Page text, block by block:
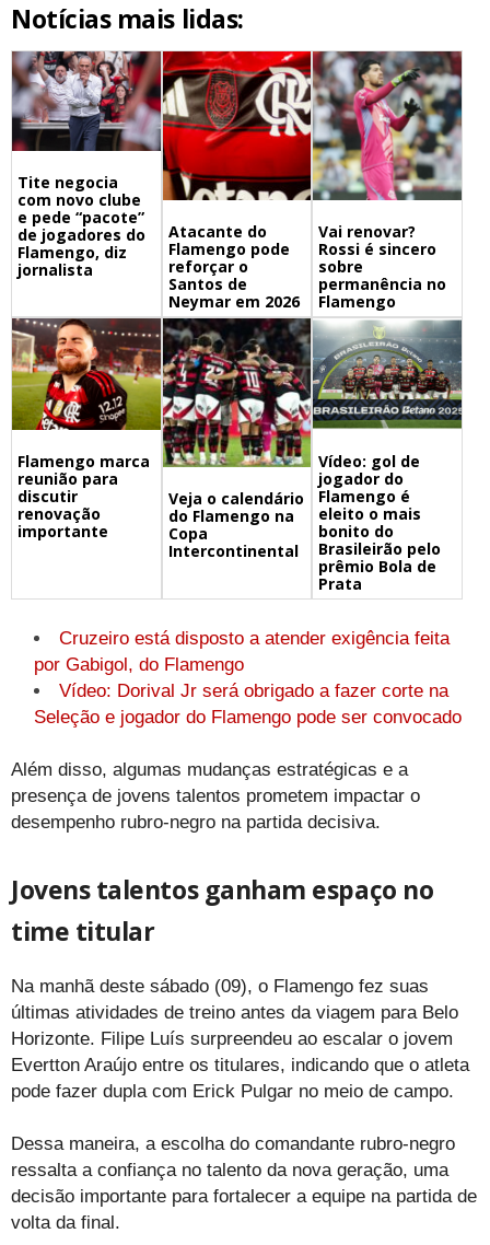
Notícias mais lidas:
Tite negocia
com novo clube
e pede “pacote”
de jogadores do
Flamengo, diz
jornalista
Atacante do
Flamengo pode
reforçar o
Santos de
Neymar em 2026
Vai renovar?
Rossi é sincero
sobre
permanência no
Flamengo
Flamengo marca
reunião para
discutir
renovação
importante
Veja o calendário
do Flamengo na
Copa
Intercontinental
Vídeo: gol de
jogador do
Flamengo é
eleito o mais
bonito do
Brasileirão pelo
prêmio Bola de
Prata
Cruzeiro está disposto a atender exigência feita
por Gabigol, do Flamengo
Vídeo: Dorival Jr será obrigado a fazer corte na
Seleção e jogador do Flamengo pode ser convocado
Além disso, algumas mudanças estratégicas e a
presença de jovens talentos prometem impactar o
desempenho rubro-negro na partida decisiva.
Jovens talentos ganham espaço no
time titular
Na manhã deste sábado (09), o Flamengo fez suas
últimas atividades de treino antes da viagem para Belo
Horizonte. Filipe Luís surpreendeu ao escalar o jovem
Evertton Araújo entre os titulares, indicando que o atleta
pode fazer dupla com Erick Pulgar no meio de campo.
Dessa maneira, a escolha do comandante rubro-negro
ressalta a confiança no talento da nova geração, uma
decisão importante para fortalecer a equipe na partida de
volta da final.